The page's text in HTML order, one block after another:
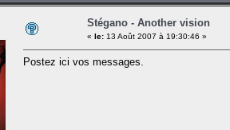
Stégano - Another vision
« le: 13 Août 2007 à 19:30:46 »
Postez ici vos messages.